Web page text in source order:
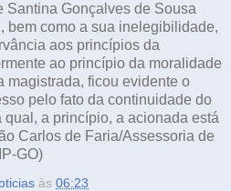
Santina Gonçalves de Sousa
bem como a sua inelegibilidade,
aos princípios da
ao princípio da moralidade
magistrada, ficou evidente o
pelo fato da continuidade do
a princípio, a acionada está
Carlos de Faria/Assessoria de
GO)
às 06:23